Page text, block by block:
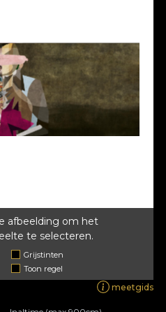
afbeelding om het
te selecteren.
Grijstinten
Toon regel
meetgids